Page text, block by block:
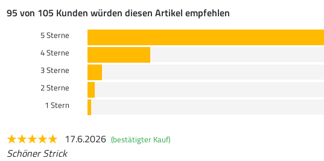
95 von 105 Kunden würden diesen Artikel empfehlen
5 Sterne
4 Sterne
3 Sterne
2 Sterne
1 Stern
17.6.2026 (bestätigter Kauf)
Schöner Strick